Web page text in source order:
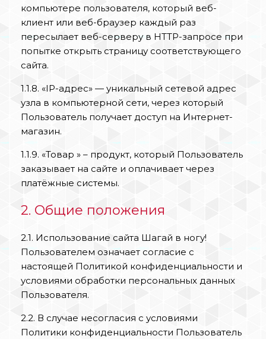
компьютере пользователя, который веб-
клиент или веб-браузер каждый раз
пересылает веб-серверу в HTTP-запросе при
попытке открыть страницу соответствующего
сайта.
1.1.8. «IP-адрес» — уникальный сетевой адрес
узла в компьютерной сети, через который
Пользователь получает доступ на Интернет-
магазин.
1.1.9. «Товар » – продукт, который Пользователь
заказывает на сайте и оплачивает через
платёжные системы.
2. Общие положения
2.1. Использование сайта Шагай в ногу!
Пользователем означает согласие с
настоящей Политикой конфиденциальности и
условиями обработки персональных данных
Пользователя.
2.2. В случае несогласия с условиями
Политики конфиденциальности Пользователь